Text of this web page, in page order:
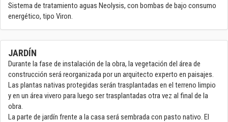
Sistema de tratamiento aguas Neolysis, con bombas de bajo consumo
energético, tipo Viron.
JARDÍN
Durante la fase de instalación de la obra, la vegetación del área de
construcción será reorganizada por un arquitecto experto en paisajes.
Las plantas nativas protegidas serán trasplantadas en el terreno limpio
y en un área vivero para luego ser trasplantadas otra vez al final de la
obra.
La parte de jardín frente a la casa será sembrada con pasto nativo. El